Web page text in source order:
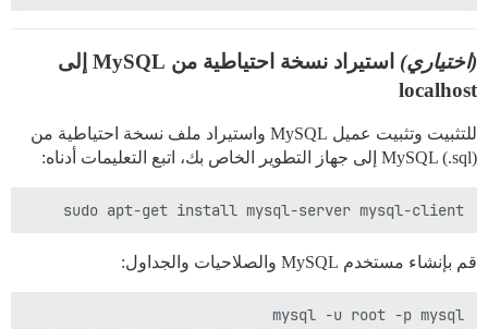
(اختياري)
استيراد نسخة احتياطية من MySQL إلى
localhost
للتثبيت وتثبيت عميل MySQL واستيراد ملف نسخة احتياطية من
MySQL (.sql) إلى جهاز التطوير الخاص بك، اتبع التعليمات أدناه:
sudo apt-get install mysql-server mysql-client
قم بإنشاء مستخدم MySQL والصلاحيات والجداول: